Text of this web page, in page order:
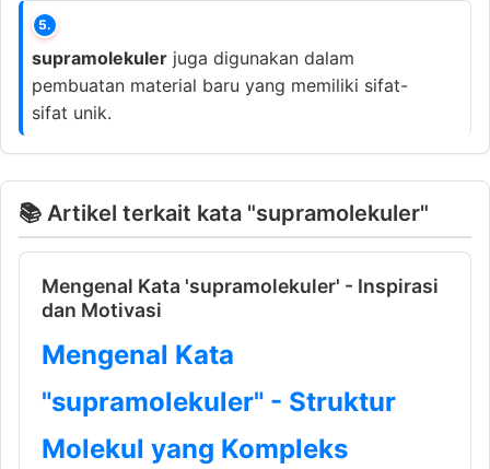
5.
supramolekuler juga digunakan dalam
pembuatan material baru yang memiliki sifat-
sifat unik.
📚 Artikel terkait kata "supramolekuler"
Mengenal Kata 'supramolekuler' - Inspirasi
dan Motivasi
Mengenal Kata
"supramolekuler" - Struktur
Molekul yang Kompleks